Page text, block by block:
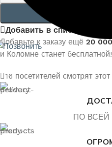
Добавить в список
Добавьте к заказу ещё 20
и Коломне станет бесплатной!
16 посетителей смотрят
ПО